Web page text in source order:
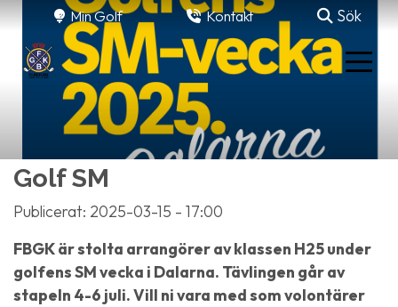
Min Golf Kontakt Sök
Golf SM
Publicerat: 2025-03-15 - 17:00
FBGK är stolta arrangörer av klassen H25 under
golfens SM vecka i Dalarna. Tävlingen går av
stapeln 4-6 juli. Vill ni vara med som volontärer